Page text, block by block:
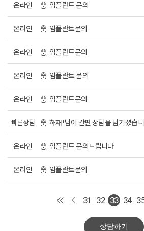
온라인 임플란트 문의
온라인 임플란트문의
온라인 임플란트문의
온라인 임플란트 문의
온라인 임플란트문의
빠른상담 하재*님이 간편 상담을 남기셨습
온라인 임플란트 문의드립니다
온라인 임플란트문의
31 32 33 34
상담하기